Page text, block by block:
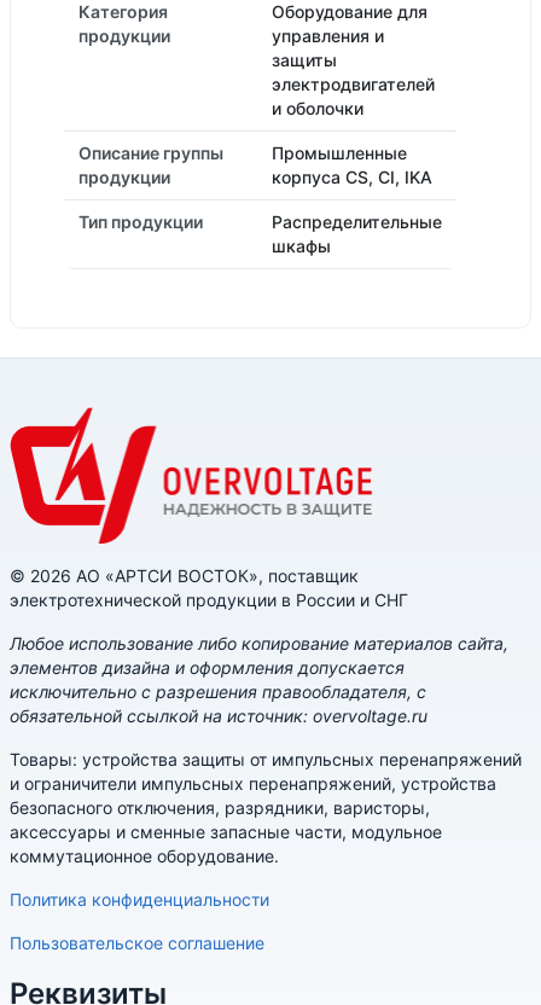
Категория
продукции
Оборудование для
управления и
защиты
электродвигателей
и оболочки
Описание группы
продукции
Промышленные
корпуса CS, CI, IKA
Тип продукции
Распределительные
шкафы
© 2026 АО «АРТСИ ВОСТОК», поставщик
электротехнической продукции в России и СНГ
Любое использование либо копирование материалов сайта,
элементов дизайна и оформления допускается
исключительно с разрешения правообладателя, с
обязательной ссылкой на источник: overvoltage.ru
Товары: устройства защиты от импульсных перенапряжений
и ограничители импульсных перенапряжений, устройства
безопасного отключения, разрядники, варисторы,
аксессуары и сменные запасные части, модульное
коммутационное оборудование.
Политика конфиденциальности
Пользовательское соглашение
Реквизиты